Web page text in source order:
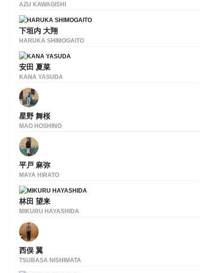
AZU KAWAGISHI
下垣内 大翔
HARUKA SHIMOGAITO
安田 夏菜
KANA YASUDA
星野 舞桜
MAO HOSHINO
平戸 麻弥
MAYA HIRATO
林田 望来
MIKURU HAYASHIDA
西俣 翼
TSUBASA NISHIMATA